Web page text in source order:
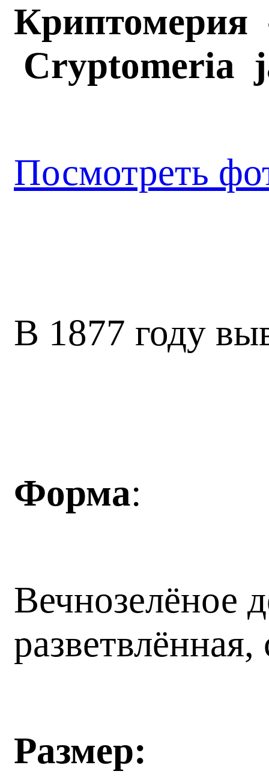
Cryptomeria
Посмотреть
В 1877 году
Форма:
Вечнозелёное
Размер: